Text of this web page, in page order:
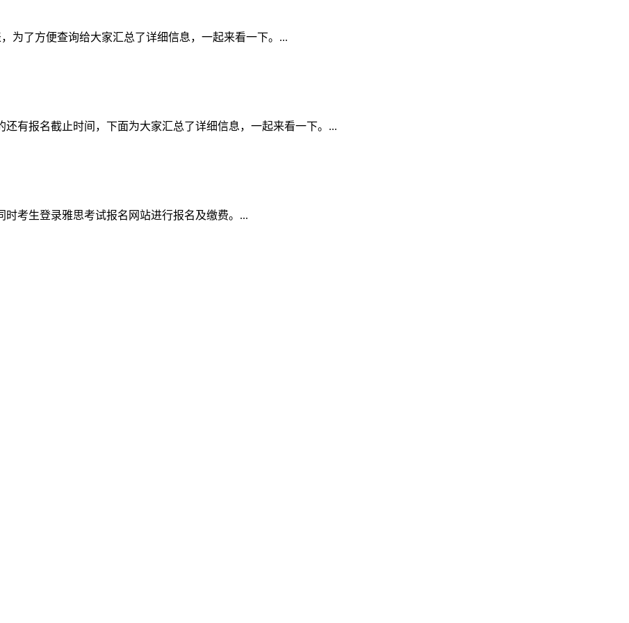
为了方便查询给大家汇总了详细信息，一起来看一下。...
有报名截止时间，下面为大家汇总了详细信息，一起来看一下。...
时考生登录雅思考试报名网站进行报名及缴费。...